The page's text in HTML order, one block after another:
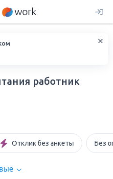
работник
Отклик без анкеты Без